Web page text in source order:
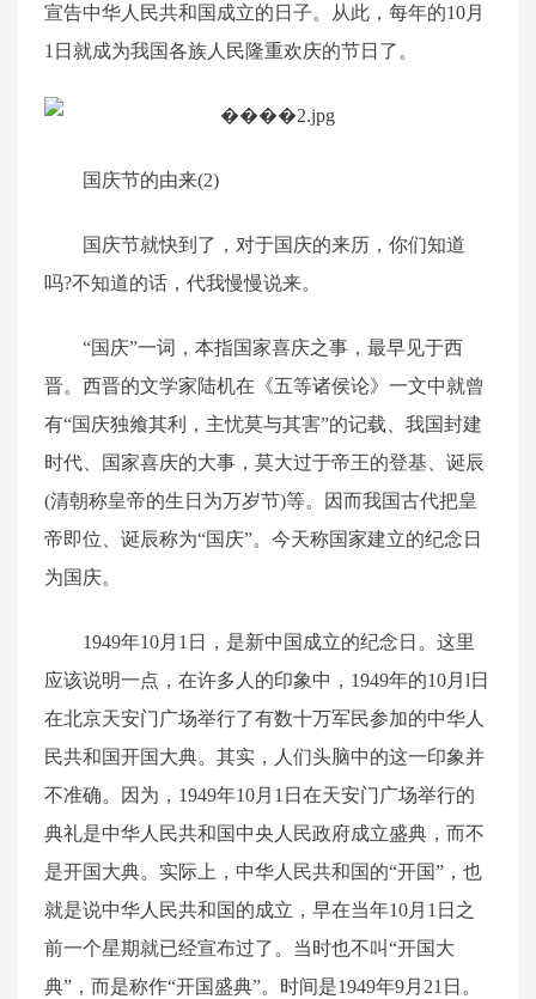
宣告中华人民共和国成立的日子。从此，每年的10月
1日就成为我国各族人民隆重欢庆的节日了。
国庆节的由来(2)
国庆节就快到了，对于国庆的来历，你们知道
吗?不知道的话，代我慢慢说来。
“国庆”一词，本指国家喜庆之事，最早见于西
晋。西晋的文学家陆机在《五等诸侯论》一文中就曾
有“国庆独飨其利，主忧莫与其害”的记载、我国封建
时代、国家喜庆的大事，莫大过于帝王的登基、诞辰
(清朝称皇帝的生日为万岁节)等。因而我国古代把皇
帝即位、诞辰称为“国庆”。今天称国家建立的纪念日
为国庆。
1949年10月1日，是新中国成立的纪念日。这里
应该说明一点，在许多人的印象中，1949年的10月l日
在北京天安门广场举行了有数十万军民参加的中华人
民共和国开国大典。其实，人们头脑中的这一印象并
不准确。因为，1949年10月1日在天安门广场举行的
典礼是中华人民共和国中央人民政府成立盛典，而不
是开国大典。实际上，中华人民共和国的“开国”，也
就是说中华人民共和国的成立，早在当年10月1日之
前一个星期就已经宣布过了。当时也不叫“开国大
典”，而是称作“开国盛典”。时间是1949年9月21日。